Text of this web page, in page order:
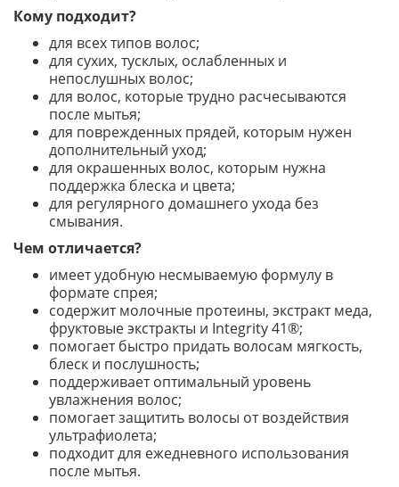
Кому подходит?
для всех типов волос;
для сухих, тусклых, ослабленных и
непослушных волос;
для волос, которые трудно расчесываются
после мытья;
для поврежденных прядей, которым нужен
дополнительный уход;
для окрашенных волос, которым нужна
поддержка блеска и цвета;
для регулярного домашнего ухода без
смывания.
Чем отличается?
имеет удобную несмываемую формулу в
формате спрея;
содержит молочные протеины, экстракт меда,
фруктовые экстракты и Integrity 41®;
помогает быстро придать волосам мягкость,
блеск и послушность;
поддерживает оптимальный уровень
увлажнения волос;
помогает защитить волосы от воздействия
ультрафиолета;
подходит для ежедневного использования
после мытья.